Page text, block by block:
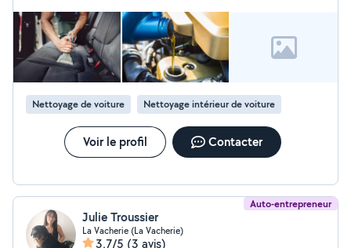
Nettoyage de voiture Nettoyage intérieur de voiture
Voir le profil Contacter
Auto-entrepreneur
Julie Troussier
La Vacherie (La Vacherie)
3,7/5 (3 avis)